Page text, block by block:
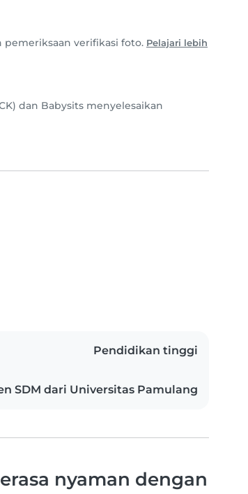
verifikasi foto. Pelajari lebih
dan Babysits menyelesaikan
Pendidikan tinggi
SDM dari Universitas Pamulang
nyaman dengan